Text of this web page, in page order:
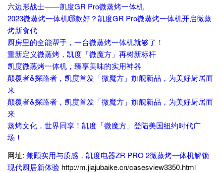
六边形战士——凯度GR Pro微蒸烤一体机
2023微蒸烤一体机哪款好？凯度GR Pro微蒸烤一体机开启微蒸
烤新食代
厨房里的全能帮手，一台微蒸烤一体机就够了！
重新定义微蒸烤，凯度「微魔方」再树新标杆
凯度微蒸烤一体机，臻享美味的实用神器
颠覆者&探路者，凯度首发「微魔方」旗舰新品，为美好厨居而
来
颠覆者&探路者，凯度首发「微魔方」旗舰新品，为美好厨居而
来
蒸烤文化，世界同享！凯度「微魔方」登陆美国纽约时代广
场！
网址: 兼顾实用与质感，凯度电器ZR PRO 2微蒸烤一体机解锁
现代厨居新体验 http://m.jiajubaike.cn/casesview3350.html